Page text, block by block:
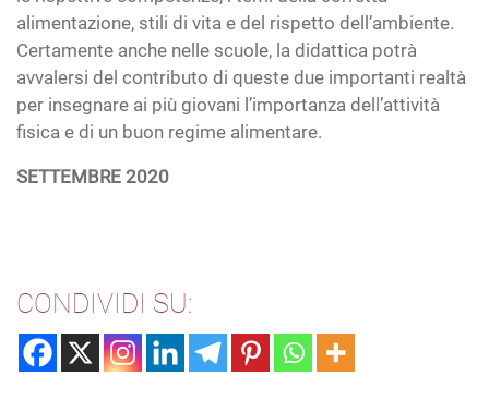
alimentazione, stili di vita e del rispetto dell’ambiente.
Certamente anche nelle scuole, la didattica potrà
avvalersi del contributo di queste due importanti realtà
per insegnare ai più giovani l’importanza dell’attività
fisica e di un buon regime alimentare.
SETTEMBRE 2020
CONDIVIDI SU: